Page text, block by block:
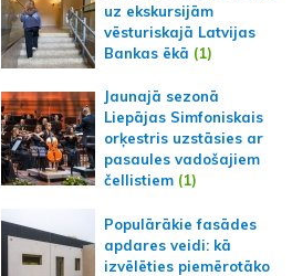
uz ekskursijām
vēsturiskajā Latvijas
Bankas ēkā (1)
Jaunajā sezonā
Liepājas Simfoniskais
orķestris uzstāsies ar
pasaules vadošajiem
čellistiem(1)
Populārākie fasādes
apdares veidi: kā
izvēlēties piemērotāko